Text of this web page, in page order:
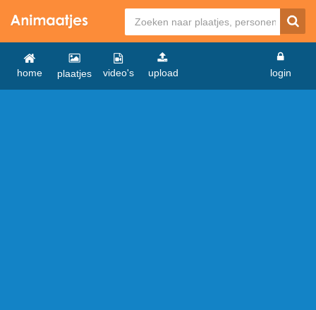
home plaatjes video's upload login